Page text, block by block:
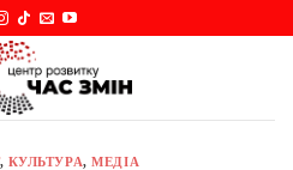
, КУЛЬТУРА,МЕДІА